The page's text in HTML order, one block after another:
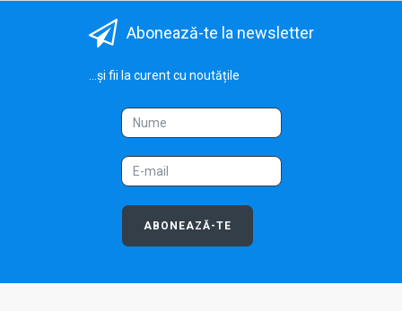
Abonează-te la newsletter
...și fii la curent cu noutățile
ABONEAZĂ-TE